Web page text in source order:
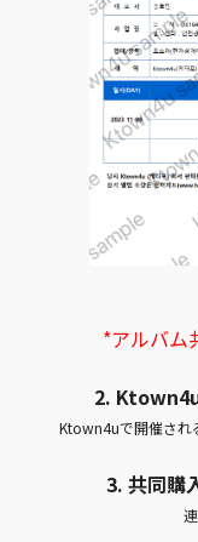
*アルバム
2.
Ktown4uで開催され
3. 共同購